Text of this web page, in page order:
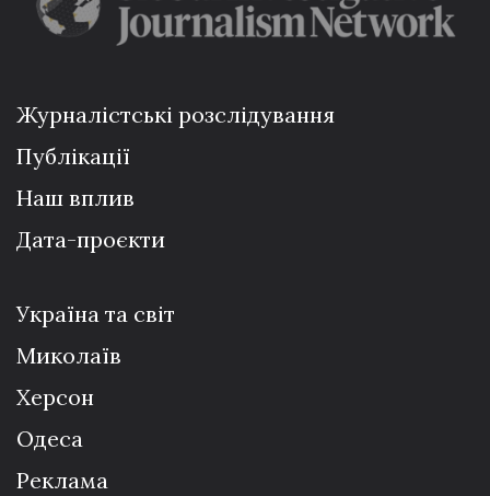
Журналістські розслідування
Публікації
Наш вплив
Дата-проєкти
Україна та світ
Миколаїв
Херсон
Одеса
Реклама